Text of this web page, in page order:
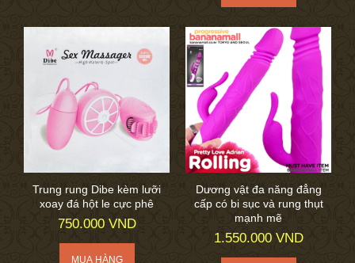
Trung rung Dibe kèm lưỡi
xoay đá hột le cực phê
750.000 VND
Dương vật đa năng đẳng
cấp có bi sục và rung thụt
mạnh mẽ
1.550.000 VND